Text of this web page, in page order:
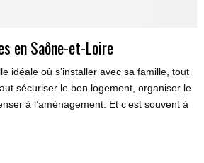
en Saône-et-Loire
idéale où s’installer avec sa famille, tout
sécuriser le bon logement, organiser le
à l’aménagement. Et c’est souvent à